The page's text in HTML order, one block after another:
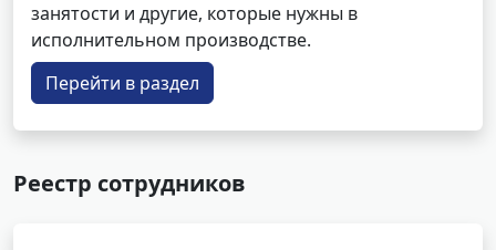
занятости и другие, которые нужны в
исполнительном производстве.
Перейти в раздел
Реестр сотрудников